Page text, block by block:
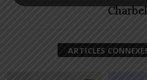
ARTICLES